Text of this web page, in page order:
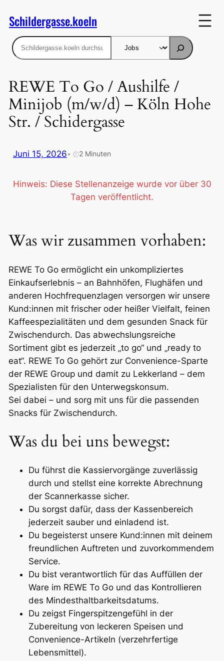
Inhalt
springen
Schildergasse.koeln
Suchen
REWE To Go / Aushilfe /
Minijob (m/w/d) – Köln Hohe
Str. / Schidergasse
Juni 15, 2026• 🕗2 Minuten
Hinweis: Diese Stellenanzeige wurde vor über 30
Tagen veröffentlicht.
Was wir zusammen vorhaben:
REWE To Go ermöglicht ein unkompliziertes
Einkaufserlebnis – an Bahnhöfen, Flughäfen und
anderen Hochfrequenzlagen versorgen wir unsere
Kund:innen mit frischer oder heißer Vielfalt, feinen
Kaffeespezialitäten und dem gesunden Snack für
Zwischendurch. Das abwechslungsreiche
Sortiment gibt es jederzeit „to go“ und „ready to
eat“. REWE To Go gehört zur Convenience-Sparte
der REWE Group und damit zu Lekkerland – dem
Spezialisten für den Unterwegskonsum.
Sei dabei – und sorg mit uns für die passenden
Snacks für Zwischendurch.
Was du bei uns bewegst:
Du führst die Kassiervorgänge zuverlässig
durch und stellst eine korrekte Abrechnung
der Scannerkasse sicher.
Du sorgst dafür, dass der Kassenbereich
jederzeit sauber und einladend ist.
Du begeisterst unsere Kund:innen mit deinem
freundlichen Auftreten und zuvorkommendem
Service.
Du bist verantwortlich für das Auffüllen der
Ware im REWE To Go und das Kontrollieren
des Mindesthaltbarkeitsdatums.
Du zeigst Fingerspitzengefühl in der
Zubereitung von leckeren Speisen und
Convenience-Artikeln (verzehrfertige
Lebensmittel).